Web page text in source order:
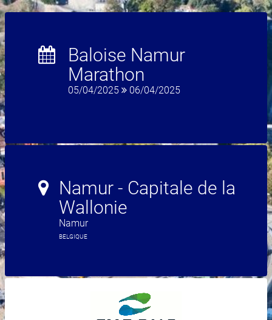
Baloise Namur
Marathon
05/04/2025 06/04/2025
Namur - Capitale de la
Wallonie
Namur
BELGIQUE